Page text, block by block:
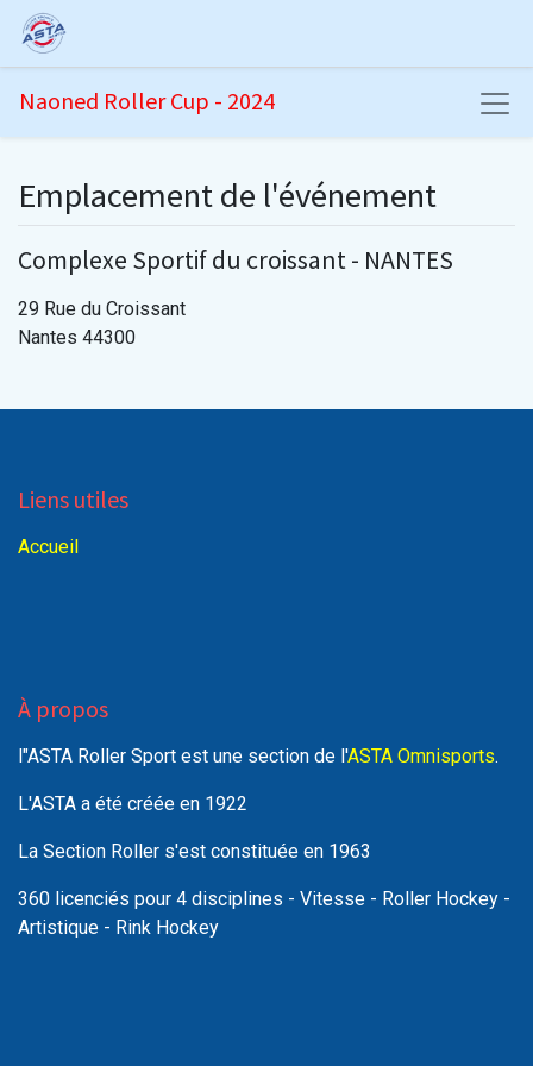
Naoned Roller Cup - 2024
Emplacement de l'événement
Complexe Sportif du croissant - NANTES
29 Rue du Croissant
Nantes 44300
Liens utiles
Accueil
À propos
l"ASTA Roller Sport est une section de l'ASTA Omnisports.
L'ASTA a été créée en 1922
La Section Roller s'est constituée en 1963
360 licenciés pour 4 disciplines - Vitesse - Roller Hockey -
Artistique - Rink Hockey